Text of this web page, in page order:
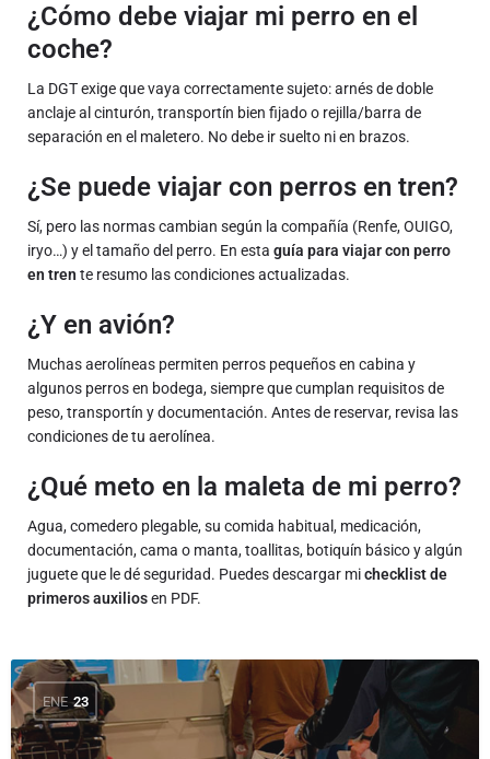
¿Cómo debe viajar mi perro en el
coche?
La DGT exige que vaya correctamente sujeto: arnés de doble
anclaje al cinturón, transportín bien fijado o rejilla/barra de
separación en el maletero. No debe ir suelto ni en brazos.
¿Se puede viajar con perros en tren?
Sí, pero las normas cambian según la compañía (Renfe, OUIGO,
iryo…) y el tamaño del perro. En esta guía para viajar con perro
en tren te resumo las condiciones actualizadas.
¿Y en avión?
Muchas aerolíneas permiten perros pequeños en cabina y
algunos perros en bodega, siempre que cumplan requisitos de
peso, transportín y documentación. Antes de reservar, revisa las
condiciones de tu aerolínea.
¿Qué meto en la maleta de mi perro?
Agua, comedero plegable, su comida habitual, medicación,
documentación, cama o manta, toallitas, botiquín básico y algún
juguete que le dé seguridad. Puedes descargar michecklist de
primeros auxiliosen PDF.
ENE 23